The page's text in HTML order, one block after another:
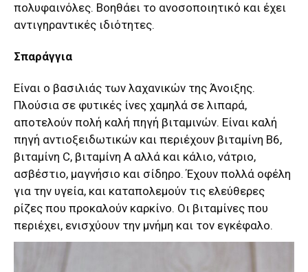
πολυφαινόλες. Βοηθάει το ανοσοποιητικό και έχει
αντιγηραντικές ιδιότητες.
Σπαράγγια
Είναι ο βασιλιάς των λαχανικών της Άνοιξης.
Πλούσια σε φυτικές ίνες χαμηλά σε λιπαρά,
αποτελούν πολή καλή πηγή βιταμινών. Είναι καλή
πηγή αντιοξειδωτικών και περιέχουν βιταμίνη Β6,
βιταμίνη C, βιταμίνη A αλλά και κάλιο, νάτριο,
ασβέστιο, μαγνήσιο και σίδηρο. Έχουν πολλά οφέλη
για την υγεία, και καταπολεμούν τις ελεύθερες
ρίζες που προκαλούν καρκίνο. Οι βιταμίνες που
περιέχει, ενισχύουν την μνήμη και τον εγκέφαλο.